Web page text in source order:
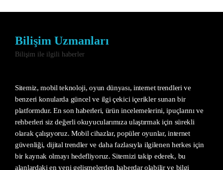
Bilişim Uzmanları
Bilişim ile ilgili haberler
Sitemiz, mobil teknoloji, oyun dünyası, internet trendleri ve
benzeri konularda güncel ve ilgi çekici içerikler sunan bir
platformdur. En son haberleri, ürün incelemelerini, ipuçlarını ve
rehberleri siz değerli okuyucularımıza ulaştırmak için sürekli
olarak çalışıyoruz. Mobil cihazlar, popüler oyunlar, internet
güvenliği, dijital trendler ve daha fazlasıyla ilgilenen herkes için
bir kaynak olmayı hedefliyoruz. Sitemizi takip ederek, bu
alanlardaki en yeni gelişmelerden haberdar olabilir ve bilgi